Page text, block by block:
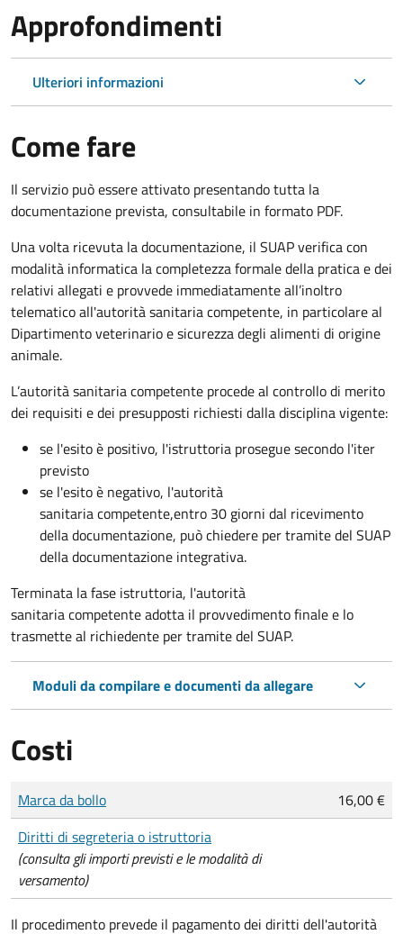
Approfondimenti
Ulteriori informazioni
Come fare
Il servizio può essere attivato presentando tutta la
documentazione prevista, consultabile in formato PDF.
Una volta ricevuta la documentazione, il SUAP verifica con
modalità informatica la completezza formale della pratica e dei
relativi allegati e provvede immediatamente all’inoltro
telematico all'autorità sanitaria competente, in particolare al
Dipartimento veterinario e sicurezza degli alimenti di origine
animale.
L’autorità sanitaria competente procede al controllo di merito
dei requisiti e dei presupposti richiesti dalla disciplina vigente:
se l'esito è positivo, l'istruttoria prosegue secondo l'iter
previsto
se l'esito è negativo, l'autorità
sanitaria competente,entro 30 giorni dal ricevimento
della documentazione, può chiedere per tramite del SUAP
delladocumentazione integrativa.
Terminata la fase istruttoria, l'autorità
sanitaria competente adotta il provvedimento finale e lo
trasmette al richiedente per tramite del SUAP.
Moduli da compilare e documenti da allegare
Costi
Tipo di pagamento
Importo
Marca da bollo
16,00 €
Diritti di segreteria o istruttoria
(consulta gli importi previsti e le modalità di
versamento)
Il procedimento prevede il pagamento dei diritti dell'autorità